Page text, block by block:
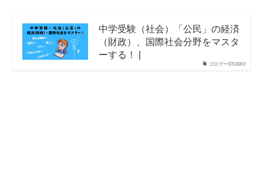
ゴロブーSTUDIO
中学受験（社会）「公民」の経済
（財政）、国際社会分野をマスタ
ーする！ |